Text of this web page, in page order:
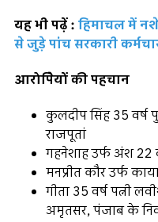
यह भी पढ़ें : हिमाचल में
से जुड़े पांच सरकारी
आरोपिेयों की पहचान
कुलदीप सिंह 35 वर्ष
राजपूतां
गहनेशाह उर्फ अंश 22
मनप्रीत कौर उर्फ
गीता 35 वर्ष पत्नी
अमृतसर, पंजाब के